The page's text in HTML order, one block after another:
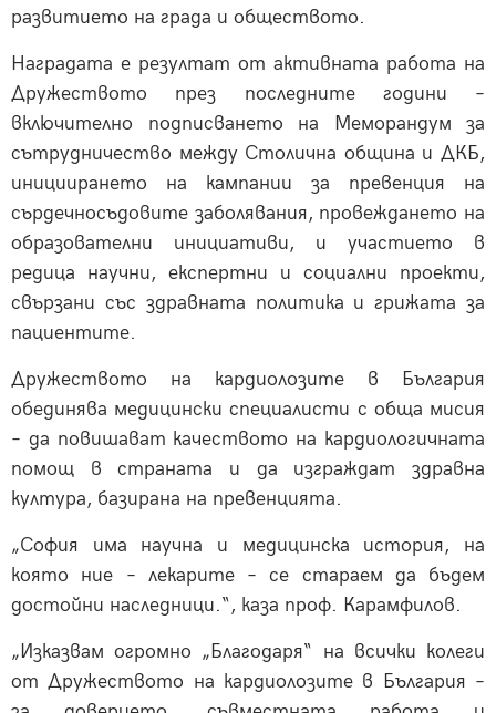
развитието на града и обществото.
Наградата е резултат от активната работа на
Дружеството през последните години –
включително подписването на Меморандум за
сътрудничество между Столична община и ДКБ,
инициирането на кампании за превенция на
сърдечносъдовите заболявания, провеждането на
образователни инициативи, и участието в
редица научни, експертни и социални проекти,
свързани със здравната политика и грижата за
пациентите.
Дружеството на кардиолозите в България
обединява медицински специалисти с обща мисия
– да повишават качеството на кардиологичната
помощ в страната и да изграждат здравна
култура, базирана на превенцията.
„София има научна и медицинска история, на
която ние – лекарите – се стараем да бъдем
достойни наследници.“, каза проф. Карамфилов.
„Изказвам огромно „Благодаря“ на всички колеги
от Дружеството на кардиолозите в България –